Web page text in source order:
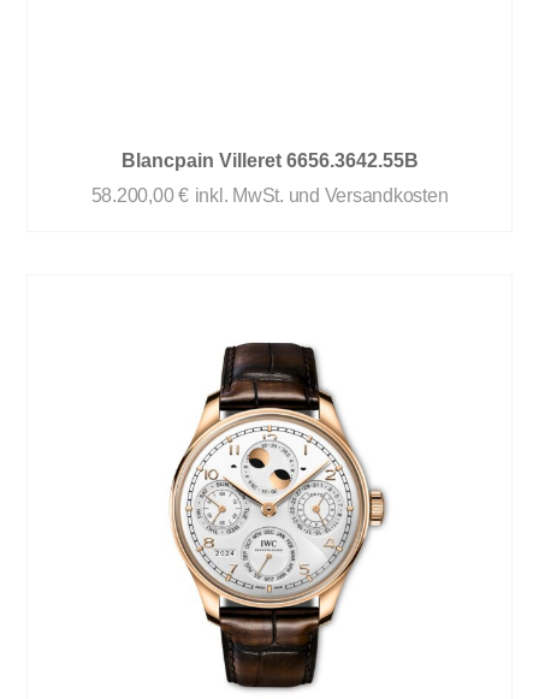
Blancpain Villeret 6656.3642.55B
58.200,00€ inkl. MwSt. und Versandkosten